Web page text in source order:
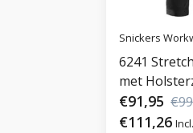
Snickers
6241
met
€91,95
€111,26